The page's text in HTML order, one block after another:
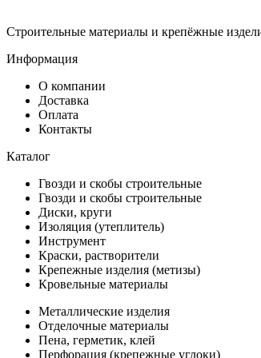
Строительные материалы и крепёжные
Информация
О компании
Доставка
Оплата
Контакты
Каталог
Гвозди и скобы строительные
Гвозди и скобы строительные
Диски, круги
Изоляция (утеплитель)
Инструмент
Краски, растворители
Крепежные изделия (метизы)
Кровельные материалы
Металлические изделия
Отделочные материалы
Пена, герметик, клей
Перфорация (крепежные углоки)